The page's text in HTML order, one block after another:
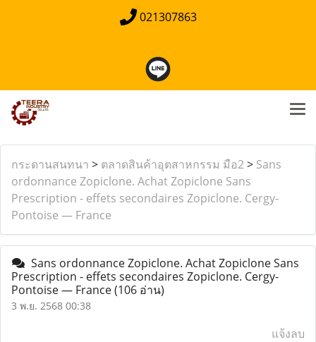
021307863
กระดานสนทนา > ตลาดสินค้าอุตสาหกรรม มือ2> Sans
ordonnance Zopiclone. Achat Zopiclone Sans
Prescription - effets secondaires Zopiclone. Cergy-
Pontoise — France
Sans ordonnance Zopiclone. Achat Zopiclone Sans
Prescription - effets secondaires Zopiclone. Cergy-
Pontoise — France(106 อ่าน)
3 พ.ย. 2568 00:38
แจ้งลบ